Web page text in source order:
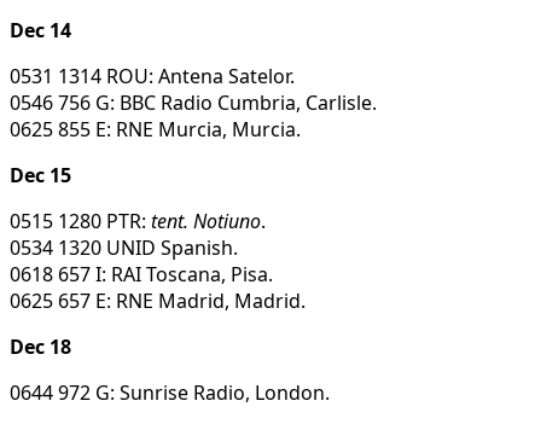
Dec 14
0531 1314 ROU: Antena Satelor.
0546 756 G: BBC Radio Cumbria, Carlisle.
0625 855 E: RNE Murcia, Murcia.
Dec 15
0515 1280 PTR: tent. Notiuno.
0534 1320 UNID Spanish.
0618 657 I: RAI Toscana, Pisa.
0625 657 E: RNE Madrid, Madrid.
Dec 18
0644 972 G: Sunrise Radio, London.